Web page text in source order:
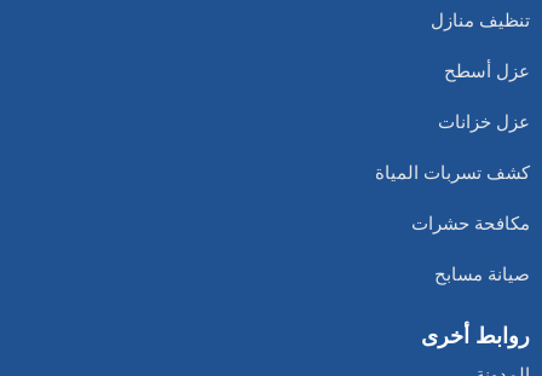
تنظيف منازل
عزل أسطح
عزل خزانات
كشف تسربات المياة
مكافحة حشرات
صيانة مسابح
روابط أخرى